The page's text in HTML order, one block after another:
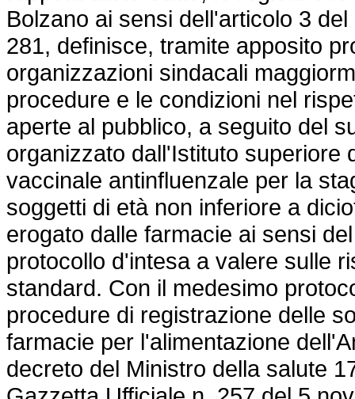
Bolzano ai sensi dell'articolo 3
281, definisce, tramite apposito
organizzazioni sindacali
procedure e le condizioni nel
aperte al pubblico, a seguito del
organizzato dall'Istituto superiore
vaccinale antinfluenzale per la
soggetti di età non inferiore a
erogato dalle farmacie ai sensi
protocollo d'intesa a valere sulle
standard. Con il medesimo
procedure di registrazione delle
farmacie per l'alimentazione
decreto del Ministro della salute